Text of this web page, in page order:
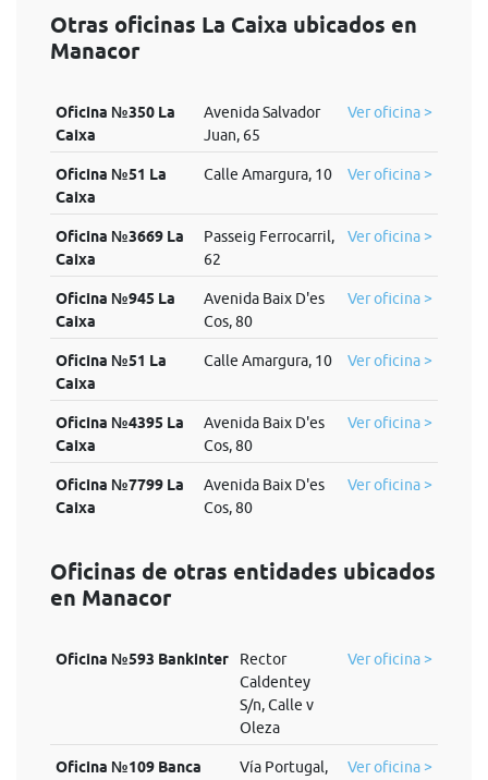
Otras oficinas La Caixa ubicados en
Manacor
Oficina №350 La
Caixa
Avenida Salvador
Juan, 65
Ver oficina >
Oficina №51 La
Caixa
Calle Amargura, 10 Ver oficina >
Oficina №3669 La
Caixa
Passeig Ferrocarril,
62
Ver oficina >
Oficina №945 La
Caixa
Avenida Baix D'es
Cos, 80
Ver oficina >
Oficina №51 La
Caixa
Calle Amargura, 10 Ver oficina >
Oficina №4395 La
Caixa
Avenida Baix D'es
Cos, 80
Ver oficina >
Oficina №7799 La
Caixa
Avenida Baix D'es
Cos, 80
Ver oficina >
Oficinas de otras entidades ubicados
en Manacor
Oficina №593 Bankinter
Rector
Caldentey
S/n, Calle v
Oleza
Ver oficina >
Oficina №109 Banca
Vía Portugal,
Ver oficina >